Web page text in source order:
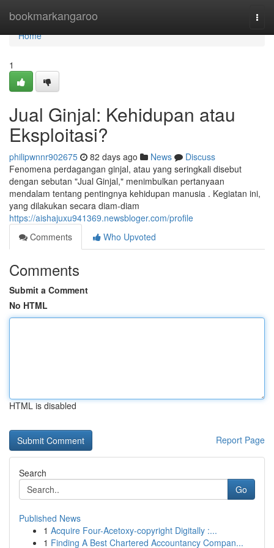
bookmarkangaroo
Home
Home
1
Jual Ginjal: Kehidupan atau
Eksploitasi?
philipwnnr902675 82 days ago News
Discuss
Fenomena perdagangan ginjal, atau yang seringkali disebut
dengan sebutan "Jual Ginjal," menimbulkan pertanyaan
mendalam tentang pentingnya kehidupan manusia . Kegiatan ini,
yang dilakukan secara diam-diam
https://aishajuxu941369.newsbloger.com/profile
Comments
Who Upvoted
Comments
Submit a Comment
No HTML
HTML is disabled
Report Page
Search
Go
Published News
1 Acquire Four-Acetoxy-copyright Digitally :...
1 Finding A Best Chartered Accountancy Compan...